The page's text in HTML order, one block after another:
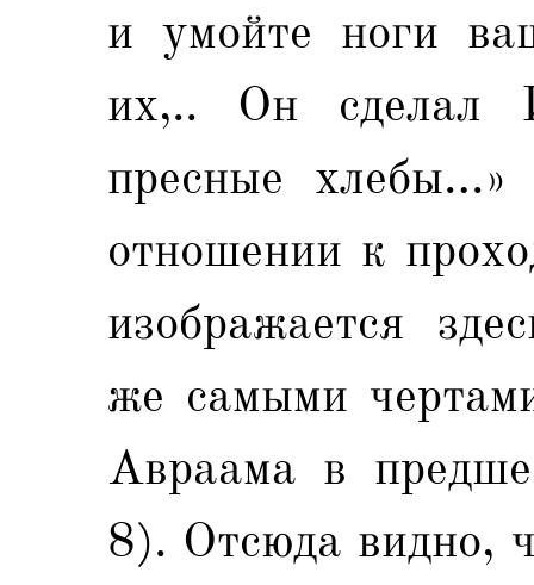
и умойте ноги
их,.. Он сделал
пресные
отношении к
изображается
же самыми
Авраама в
8). Отсюда видно,